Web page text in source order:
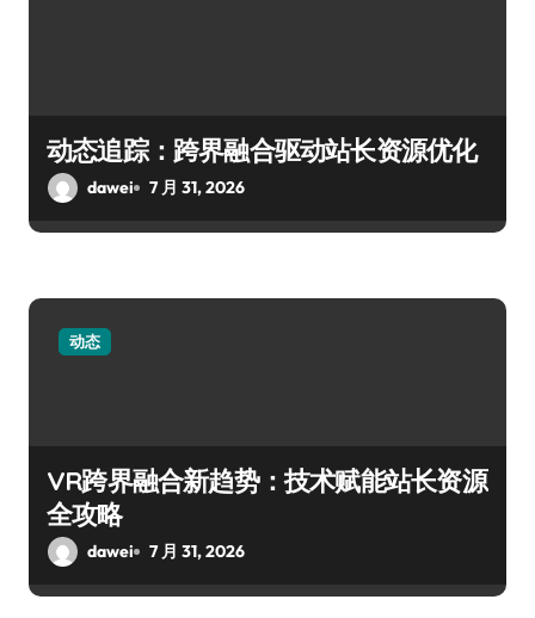
动态追踪：跨界融合驱动站长资源优化
dawei 7 月 31, 2026
动态
VR跨界融合新趋势：技术赋能站长资源
全攻略
dawei 7 月 31, 2026